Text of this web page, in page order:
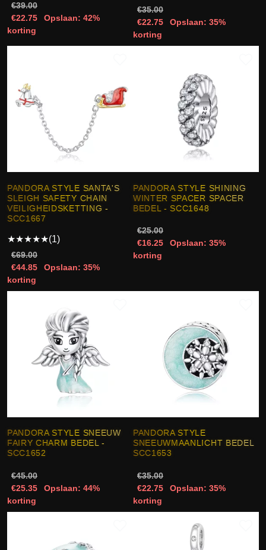
€39.00
€22.75
Opslaan: 42%
korting
€35.00
€22.75
Opslaan: 35%
korting
PANDORA STYLE SANTA'S
SLEIGH SAFETY CHAIN
VEILIGHEIDSKETTING -
SCC1667
★★★★★(1)
€69.00
€44.85
Opslaan: 35%
korting
PANDORA STYLE SHINING
WINTER SPACER SPACER
BEDEL - SCC1648
€25.00
€16.25
Opslaan: 35%
korting
PANDORA STYLE SNEEUW
FAIRY CHARM BEDEL -
SCC1652
€45.00
€25.35
Opslaan: 44%
korting
PANDORA STYLE
SNEEUWMAANLICHT BEDEL
SCC1653
€35.00
€22.75
Opslaan: 35%
korting